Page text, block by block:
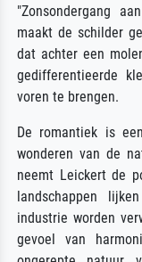
"Zonsondergang
maakt de schilder
dat achter een
gedifferentieerde
voren te brengen.
De romantiek is
wonderen van de
neemt Leickert de
landschappen
industrie worden
gevoel van